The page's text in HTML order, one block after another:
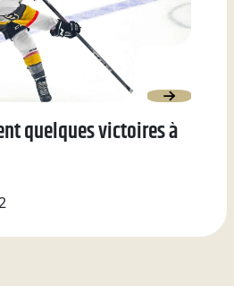
quelques victoires à